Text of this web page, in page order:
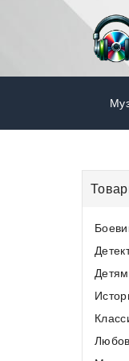
Детям